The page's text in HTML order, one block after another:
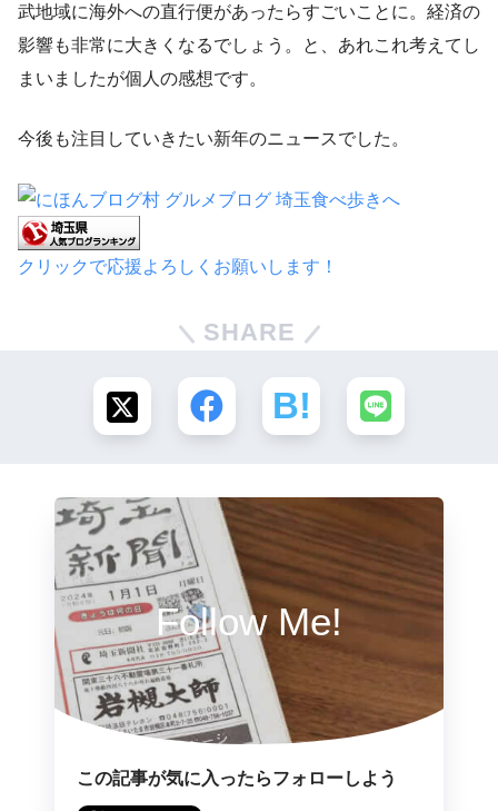
武地域に海外への直行便があったらすごいことに。経済の
影響も非常に大きくなるでしょう。と、あれこれ考えてし
まいましたが個人の感想です。
今後も注目していきたい新年のニュースでした。
クリックで応援よろしくお願いします！
SHARE
Follow Me!
この記事が気に入ったらフォローしよう